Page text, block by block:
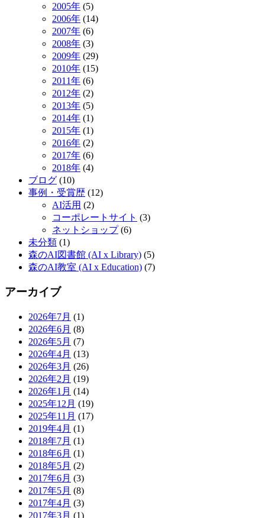
2005年 (5)
2006年 (14)
2007年 (6)
2008年 (3)
2009年 (29)
2010年 (15)
2011年 (6)
2012年 (2)
2013年 (5)
2014年 (1)
2015年 (1)
2016年 (2)
2017年 (6)
2018年 (4)
ブログ (10)
事例・受賞歴 (12)
AI活用 (2)
コーポレートサイト (3)
ネットショップ(6)
未分類 (1)
森のAI図書館 (AI x Library) (5)
森のAI教室 (AI x Education) (7)
アーカイブ
2026年7月 (1)
2026年6月 (8)
2026年5月 (7)
2026年4月 (13)
2026年3月 (26)
2026年2月 (19)
2026年1月 (14)
2025年12月 (19)
2025年11月 (17)
2019年4月 (1)
2018年7月 (1)
2018年6月 (1)
2018年5月 (2)
2017年6月 (3)
2017年5月 (8)
2017年4月 (3)
2017年3月 (1)